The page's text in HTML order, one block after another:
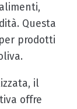
Questa
prodotti
il
offre